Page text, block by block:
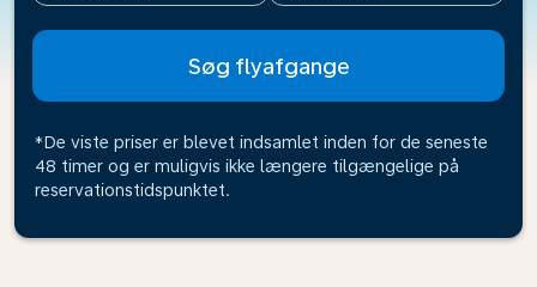
Søg flyafgange
*De viste priser er blevet indsamlet inden for de seneste
48 timer og er muligvis ikke længere tilgængelige på
reservationstidspunktet.